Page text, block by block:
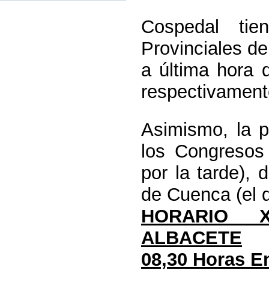
Cospedal
Provinciales
a última hora
Asimismo, la
los
por la tarde),
de Cuenca (el
HORARIO
ALBACETE
08,30 Horas